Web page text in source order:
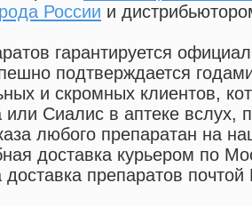
России и
гарантируется
подтверждается
и скромных клиентов,
или Сиалис в аптеке вслух,
любого препаратан на
доставка курьером по
препаратов